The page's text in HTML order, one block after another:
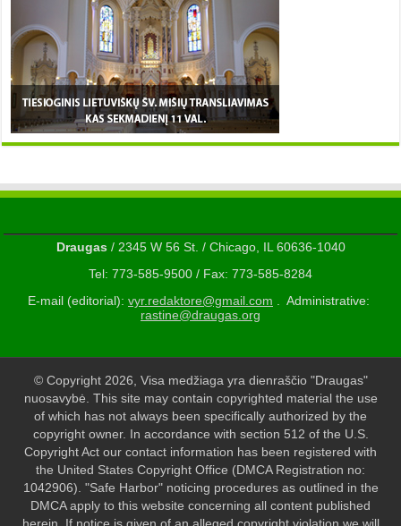
Draugas/ 2345 W 56 St. / Chicago, IL 60636-1040
Tel: 773-585-9500 / Fax: 773-585-8284
E-mail (editorial): vyr.redaktore@gmail.com . Administrative:
rastine@draugas.org
© Copyright 2026, Visa medžiaga yra dienraščio "Draugas"
nuosavybė. This site may contain copyrighted material the use
of which has not always been specifically authorized by the
copyright owner. In accordance with section 512 of the U.S.
Copyright Act our contact information has been registered with
the United States Copyright Office (DMCA Registration no:
1042906). "Safe Harbor" noticing procedures as outlined in the
DMCA apply to this website concerning all content published